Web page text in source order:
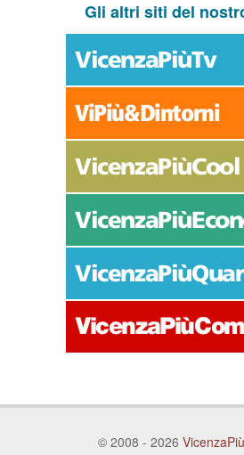
Gli altri siti del
© 2008 - 2026 VicenzaPiù